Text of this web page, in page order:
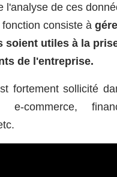
l'analyse de ces
consiste à
soient utiles à la
de l'entreprise.
fortement sollicité
commerce,